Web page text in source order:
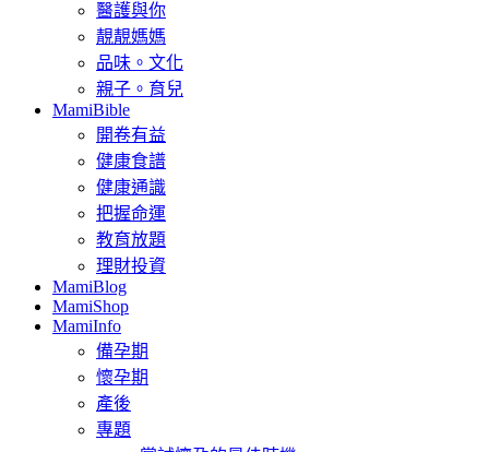
醫護與你
靚靚媽媽
品味。文化
親子。育兒
MamiBible
開卷有益
健康食譜
健康通識
把握命運
教育放題
理財投資
MamiBlog
MamiShop
MamiInfo
備孕期
懷孕期
產後
專題